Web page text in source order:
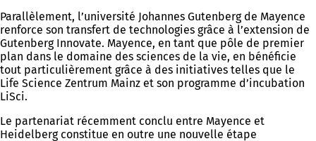
Parallèlement, l’université Johannes Gutenberg de Mayence
renforce son transfert de technologies grâce à l’extension de
Gutenberg Innovate. Mayence, en tant que pôle de premier
plan dans le domaine des sciences de la vie, en bénéficie
tout particulièrement grâce à des initiatives telles que le
Life Science Zentrum Mainz et son programme d’incubation
LiSci.
Le partenariat récemment conclu entre Mayence et
Heidelberg constitue en outre une nouvelle étape